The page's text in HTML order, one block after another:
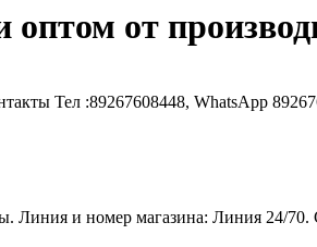
от
Тел :89267608448, WhatsApp
и номер магазина: Линия 24/70.